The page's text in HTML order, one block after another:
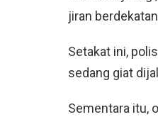
jiran
Setakat ini,
sedang giat
Sementara itu,